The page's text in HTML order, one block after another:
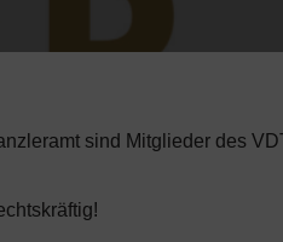
sind Mitglieder des